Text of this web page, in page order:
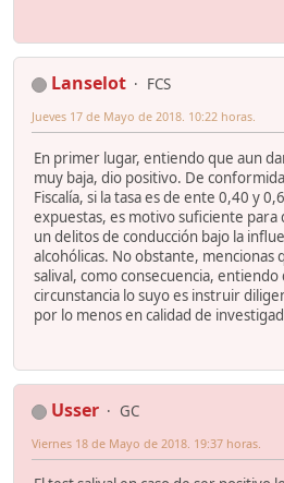
Lanselot
FCS
Jueves 17 de Mayo de 2018. 10:22 horas.
En primer lugar, entiendo que aun
muy baja, dio positivo. De
Fiscalía, si la tasa es de ente 0,40 y
expuestas, es motivo suficiente para
un delitos de conducción bajo la
alcohólicas. No obstante, mencionas
salival, como consecuencia,
circunstancia lo suyo es instruir
por lo menos en calidad de
Usser
GC
Viernes 18 de Mayo de 2018. 19:37 horas.